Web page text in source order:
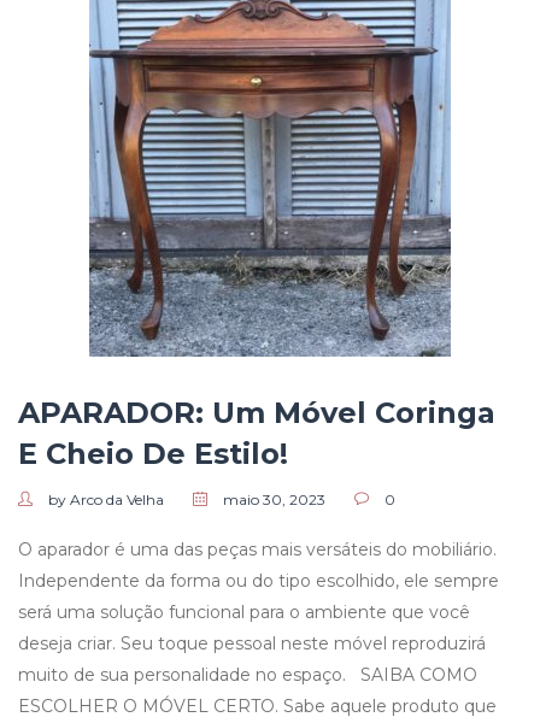
APARADOR: Um Móvel Coringa
E Cheio De Estilo!
by Arco da Velha maio 30, 2023 0
O aparador é uma das peças mais versáteis do mobiliário.
Independente da forma ou do tipo escolhido, ele sempre
será uma solução funcional para o ambiente que você
deseja criar. Seu toque pessoal neste móvel reproduzirá
muito de sua personalidade no espaço. SAIBA COMO
ESCOLHER O MÓVEL CERTO. Sabe aquele produto que